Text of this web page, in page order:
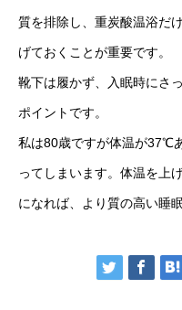
質を排除し、重炭酸温浴だ
げておくことが重要です。
靴下は履かず、入眠時にさ
ポイントです。
私は80歳ですが体温が37℃
ってしまいます。体温を上
になれば、より質の高い睡